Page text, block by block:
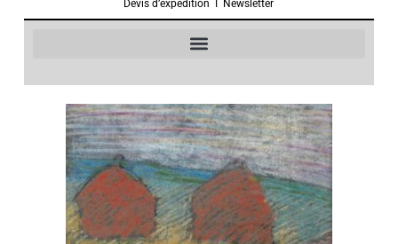
Devis d’expédition Newsletter